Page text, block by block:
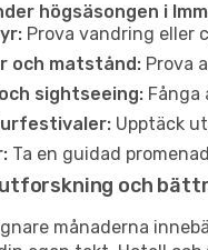
högsäsongen i
Prova vandring eller
och matstånd: Prova
sightseeing: Fånga
Upptäck
Ta en guidad
och
månaderna